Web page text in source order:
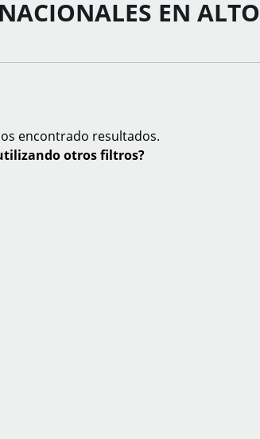
EN ALTO
encontrado resultados.
otros filtros?